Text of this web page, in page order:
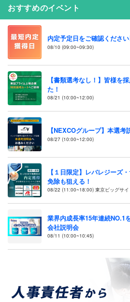
おすすめのイベント
内定予定日をご確認くだ
08/10 (09:00~09:30)
【書類選考なし！】皆様を
た！
08/21 (10:00~12:00)
【NEXCOグループ】本選
08/27 (10:00~12:00)
【１日限定】レバレジーズ
免除も狙える！
08/22 (11:00~18:00) 東京ビッグサイ
業界内成長率15年連続NO.1
会社説明会
08/11 (10:00~10:45)